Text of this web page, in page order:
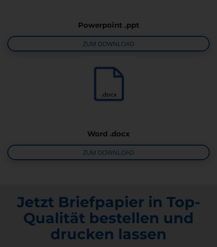
Powerpoint .ppt
ZUM DOWNLOAD
Word .docx
ZUM DOWNLOAD
Jetzt Briefpapier in Top-
Qualität bestellen und
drucken lassen